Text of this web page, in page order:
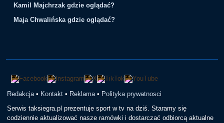
Kamil Majchrzak gdzie oglądać?
Maja Chwalińska gdzie oglądać?
Redakcja • Kontakt • Reklama • Polityka prywatnosci
Serwis taksiegra.pl prezentuje sport w tv na dziś. Staramy się
codziennie aktualizować nasze ramówki i dostarczać odbiorcą aktualne